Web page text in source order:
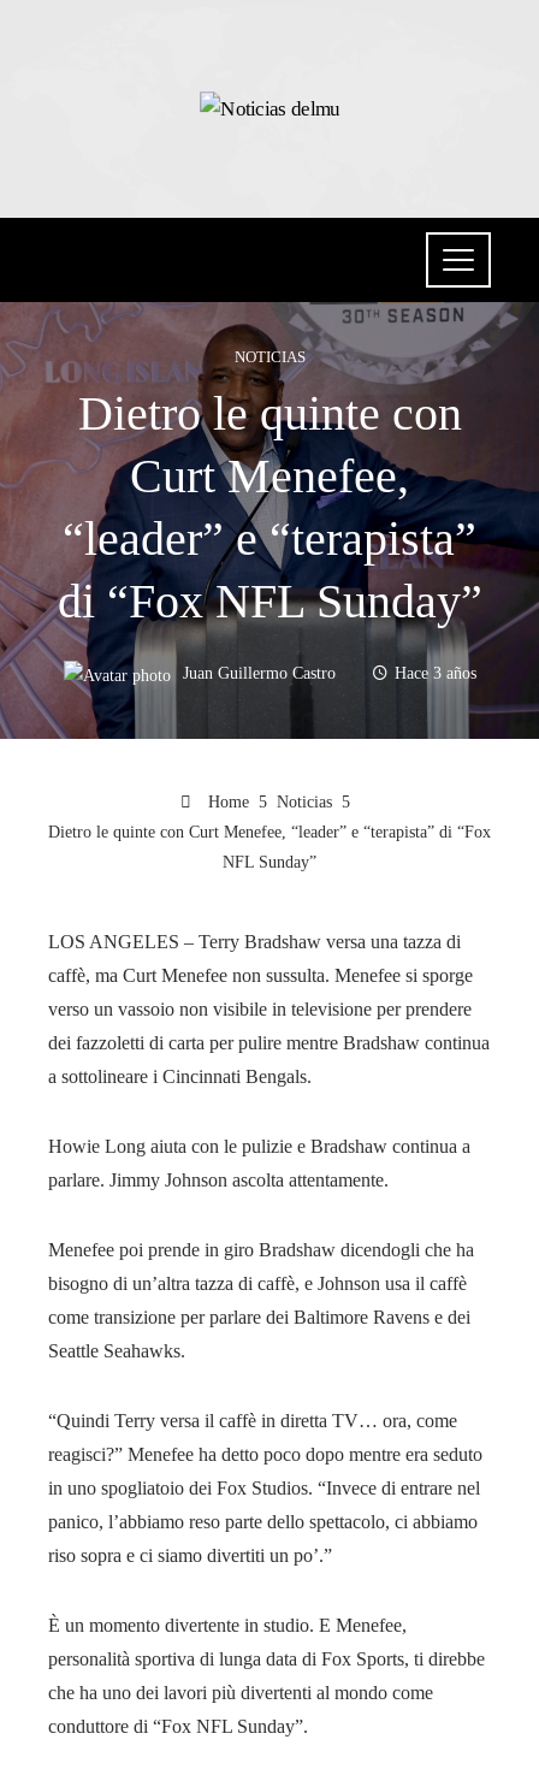
NOTICIAS
Dietro le quinte con
Curt Menefee,
“leader” e “terapista”
di “Fox NFL Sunday”
Juan Guillermo Castro Hace 3 años
Home
Noticias
Dietro le quinte con Curt Menefee, “leader” e “terapista” di “Fox
NFL Sunday”
LOS ANGELES – Terry Bradshaw versa una tazza di
caffè, ma Curt Menefee non sussulta. Menefee si sporge
verso un vassoio non visibile in televisione per prendere
dei fazzoletti di carta per pulire mentre Bradshaw continua
a sottolineare i Cincinnati Bengals.
Howie Long aiuta con le pulizie e Bradshaw continua a
parlare. Jimmy Johnson ascolta attentamente.
Menefee poi prende in giro Bradshaw dicendogli che ha
bisogno di un’altra tazza di caffè, e Johnson usa il caffè
come transizione per parlare dei Baltimore Ravens e dei
Seattle Seahawks.
“Quindi Terry versa il caffè in diretta TV… ora, come
reagisci?” Menefee ha detto poco dopo mentre era seduto
in uno spogliatoio dei Fox Studios. “Invece di entrare nel
panico, l’abbiamo reso parte dello spettacolo, ci abbiamo
riso sopra e ci siamo divertiti un po’.”
È un momento divertente in studio. E Menefee,
personalità sportiva di lunga data di Fox Sports, ti direbbe
che ha uno dei lavori più divertenti al mondo come
conduttore di “Fox NFL Sunday”.